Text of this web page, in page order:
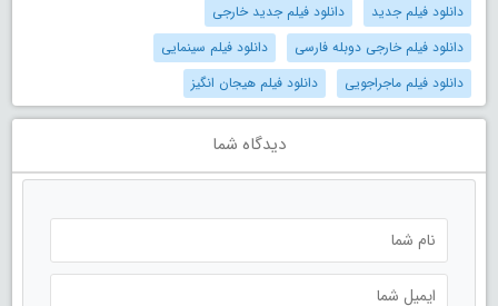
دانلود فیلم جدید
دانلود فیلم جدید خارجی
دانلود فیلم خارجی دوبله فارسی
دانلود فیلم سینمایی
دانلود فیلم ماجراجویی
دانلود فیلم هیجان انگیز
دیدگاه شما